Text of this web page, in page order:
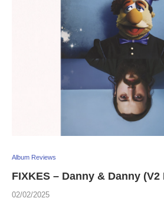
Album Reviews
FIXKES – Danny & Danny (V2
02/02/2025